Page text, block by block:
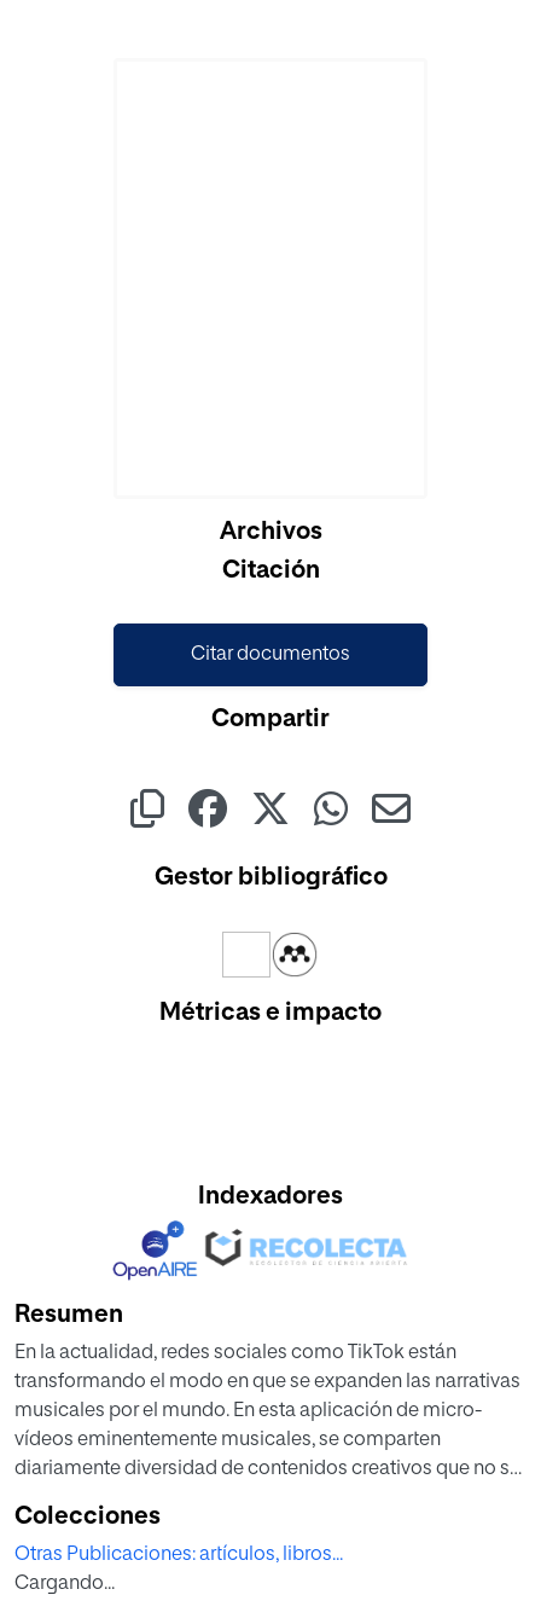
Archivos
Citación
Citar documentos
Compartir
Gestor bibliográfico
Métricas e impacto
Indexadores
Resumen
En la actualidad, redes sociales como TikTok están
transformando el modo en que se expanden las narrativas
musicales por el mundo. En esta aplicación de micro-
vídeos eminentemente musicales, se comparten
diariamente diversidad de contenidos creativos que no se
este sentido, la plataforma facilita la creación de
contenido “migrante” no occidental, integrando valores
que reflejan el crecimiento cultural, social, rural y oriental.
Colecciones
Otras Publicaciones: artículos, libros...
Cargando...